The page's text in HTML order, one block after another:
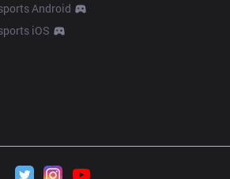
Android
iOS